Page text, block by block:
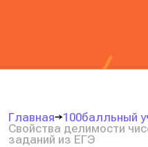
Главная
100балльный
Свойства делимости
заданий из ЕГЭ